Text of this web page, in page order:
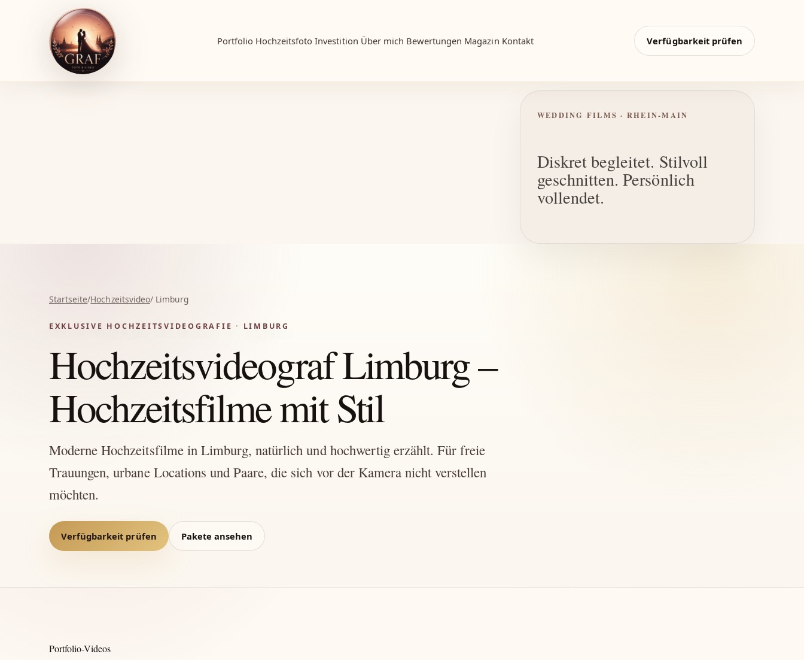
Portfolio Hochzeitsfoto Investition Über mich Bewertungen Magazin Kontakt Verfügbarkeit prüfen
WEDDING FILMS · RHEIN-MAIN
Diskret begleitet. Stilvoll
geschnitten. Persönlich
vollendet.
Startseite/Hochzeitsvideo/ Limburg
EXKLUSIVE HOCHZEITSVIDEOGRAFIE · LIMBURG
Hochzeitsvideograf Limburg –
Hochzeitsfilme mit Stil
Moderne Hochzeitsfilme in Limburg, natürlich und hochwertig erzählt. Für freie
Trauungen, urbane Locations und Paare, die sich vor der Kamera nicht verstellen
möchten.
Verfügbarkeit prüfen Pakete ansehen
Portfolio-Videos